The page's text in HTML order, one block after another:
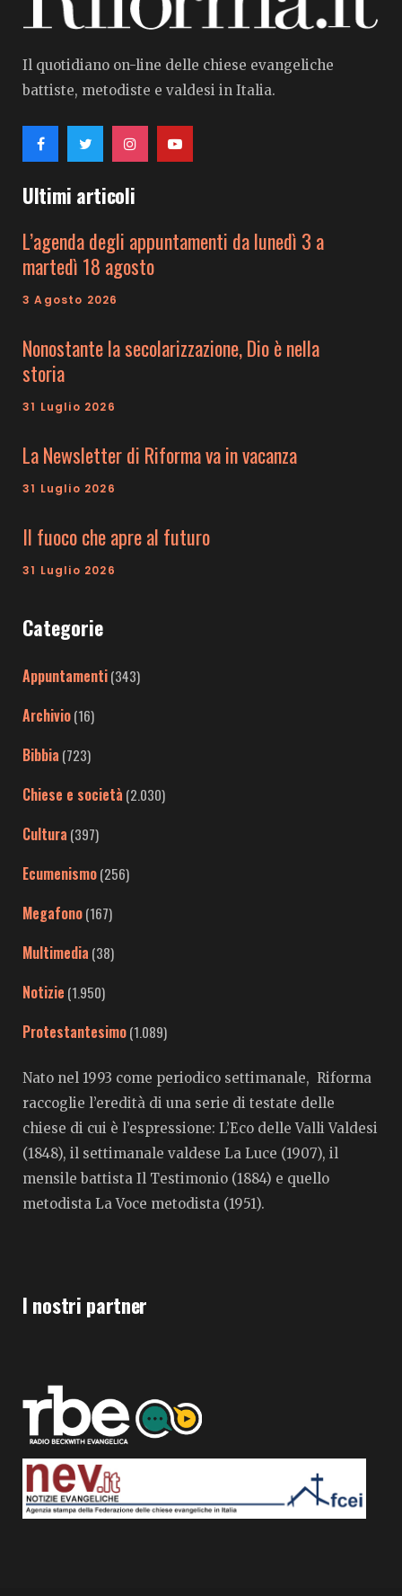
Il quotidiano on-line delle chiese evangeliche
battiste, metodiste e valdesi in Italia.
Ultimi articoli
L’agenda degli appuntamenti da lunedì 3 a
martedì 18 agosto
3 Agosto 2026
Nonostante la secolarizzazione, Dio è nella
storia
31 Luglio 2026
La Newsletter di Riforma va in vacanza
31 Luglio 2026
Il fuoco che apre al futuro
31 Luglio 2026
Categorie
Appuntamenti(343)
Archivio(16)
Bibbia (723)
Chiese e società (2.030)
Cultura (397)
Ecumenismo(256)
Megafono(167)
Multimedia (38)
Notizie (1.950)
Protestantesimo(1.089)
Nato nel 1993 come periodico settimanale, Riforma
raccoglie l’eredità di una serie di testate delle
chiese di cui è l’espressione: L’Eco delle Valli Valdesi
(1848), il settimanale valdese La Luce (1907), il
mensile battista Il Testimonio (1884) e quello
metodista La Voce metodista (1951).
I nostri partner